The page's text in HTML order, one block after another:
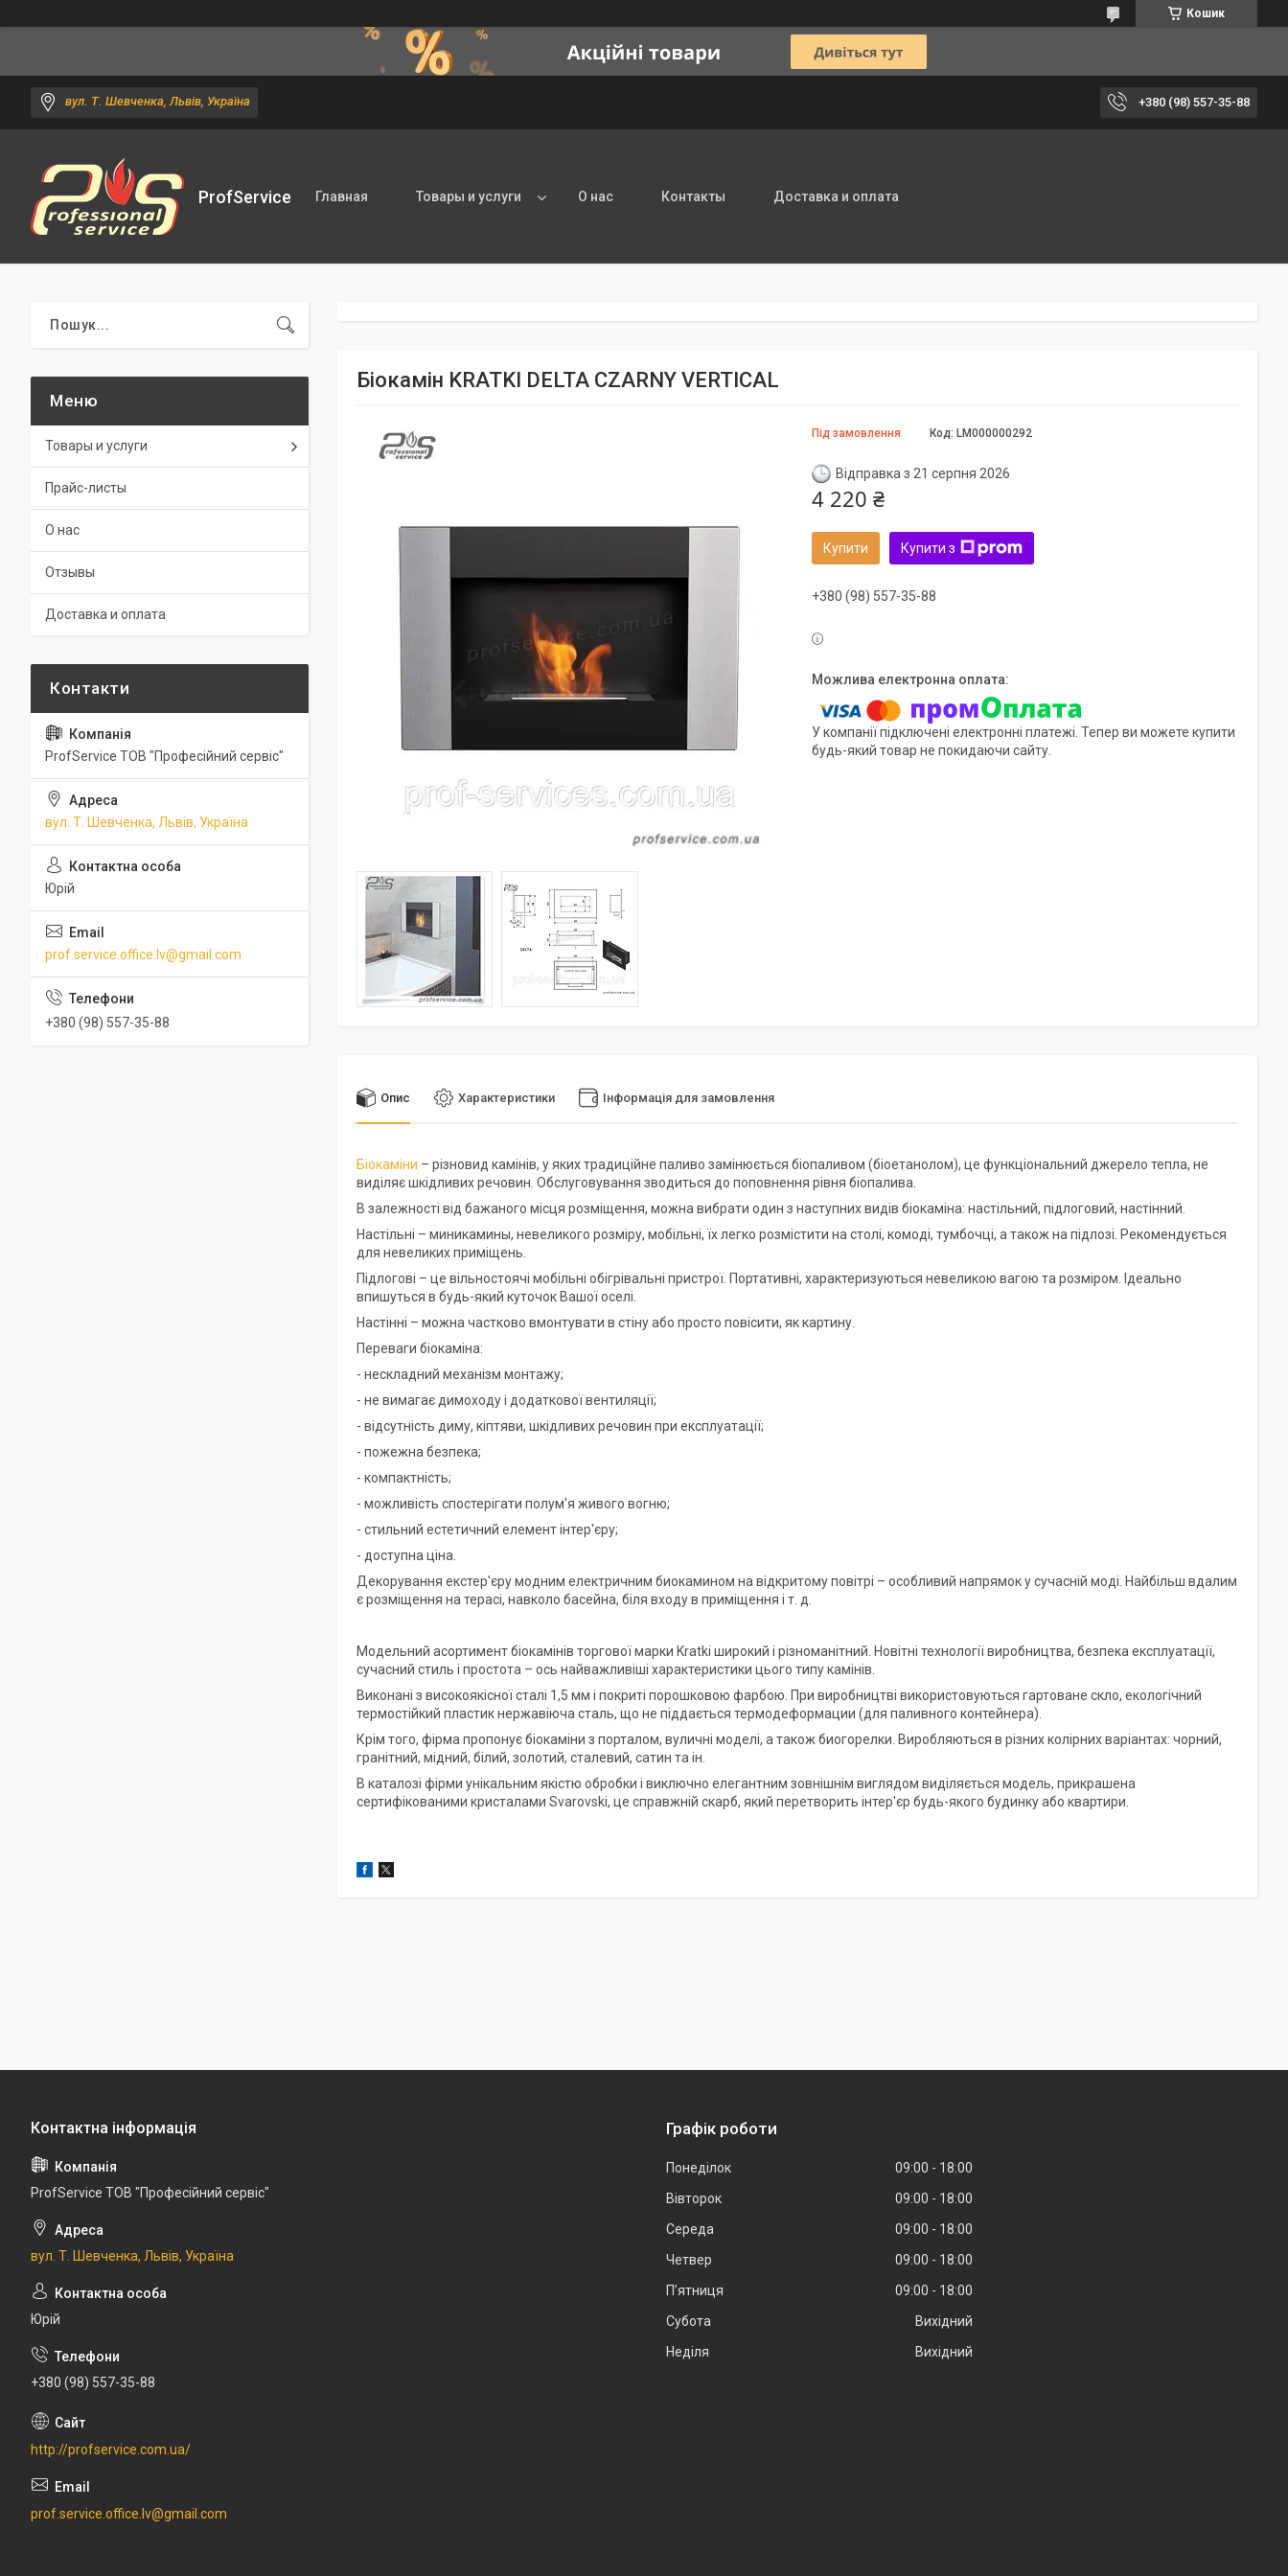
Кошик
вул. Т. Шевченка, Львів, Україна +380 (98) 557-35-88
ProfService Главная Товары и услуги О нас Контакты Доставка и оплата
Біокамін KRATKI DELTA CZARNY VERTICAL
Під замовлення Код: LM000000292
Відправка з 21 серпня 2026
4 220 ₴
Купити Купити з
+380 (98) 557-35-88
У компанії підключені електронні платежі. Тепер ви можете купити
будь-який товар не покидаючи сайту.
Опис Характеристики Інформація для замовлення
Біокаміни – різновид камінів, у яких традиційне паливо замінюється біопаливом (біоетанолом), це функціональний джерело тепла, не
виділяє шкідливих речовин. Обслуговування зводиться до поповнення рівня біопалива.
В залежності від бажаного місця розміщення, можна вибрати один з наступних видів біокаміна: настільний, підлоговий, настінний.
Настільні – миникамины, невеликого розміру, мобільні, їх легко розмістити на столі, комоді, тумбочці, а також на підлозі. Рекомендується
для невеликих приміщень.
Підлогові – це вільностоячі мобільні обігрівальні пристрої. Портативні, характеризуються невеликою вагою та розміром. Ідеально
впишуться в будь-який куточок Вашої оселі.
Настінні – можна частково вмонтувати в стіну або просто повісити, як картину.
Переваги біокаміна:
- нескладний механізм монтажу;
- не вимагає димоходу і додаткової вентиляції;
- відсутність диму, кіптяви, шкідливих речовин при експлуатації;
- пожежна безпека;
- компактність;
- можливість спостерігати полум'я живого вогню;
- стильний естетичний елемент інтер'єру;
- доступна ціна.
Декорування екстер'єру модним електричним биокамином на відкритому повітрі – особливий напрямок у сучасній моді. Найбільш вдалим
є розміщення на терасі, навколо басейна, біля входу в приміщення і т. д.
Модельний асортимент біокамінів торгової марки Kratki широкий і різноманітний. Новітні технології виробництва, безпека експлуатації,
сучасний стиль і простота – ось найважливіші характеристики цього типу камінів.
Виконані з високоякісної сталі 1,5 мм і покриті порошковою фарбою. При виробництві використовуються гартоване скло, екологічний
термостійкий пластик нержавіюча сталь, що не піддається термодеформации (для паливного контейнера).
Крім того, фірма пропонує біокаміни з порталом, вуличні моделі, а також биогорелки. Виробляються в різних колірних варіантах: чорний,
гранітний, мідний, білий, золотий, сталевий, сатин та ін.
В каталозі фірми унікальним якістю обробки і виключно елегантним зовнішнім виглядом виділяється модель, прикрашена
сертифікованими кристалами Svarovski, це справжній скарб, який перетворить інтер'єр будь-якого будинку або квартири.
Товары и услуги
Прайс-листы
О нас
Отзывы
Доставка и оплата
ProfService ТОВ "Професійний сервіс"
вул. Т. Шевченка, Львів, Україна
Юрій
prof.service.office.lv@gmail.com
+380 (98) 557-35-88
ProfService ТОВ "Професійний сервіс"
вул. Т. Шевченка, Львів, Україна
Юрій
+380 (98) 557-35-88
http://profservice.com.ua/
prof.service.office.lv@gmail.com
Графік роботи
Понеділок 09:00
18:00
Вівторок
09:00
18:00
Середа
09:00
18:00
Четвер
09:00
18:00
Пʼятниця
09:00
18:00
Субота
Вихідний
Неділя
Вихідний